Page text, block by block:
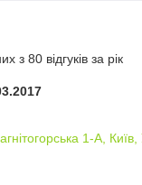
з 80 відгуків за рік
1-А, Київ,